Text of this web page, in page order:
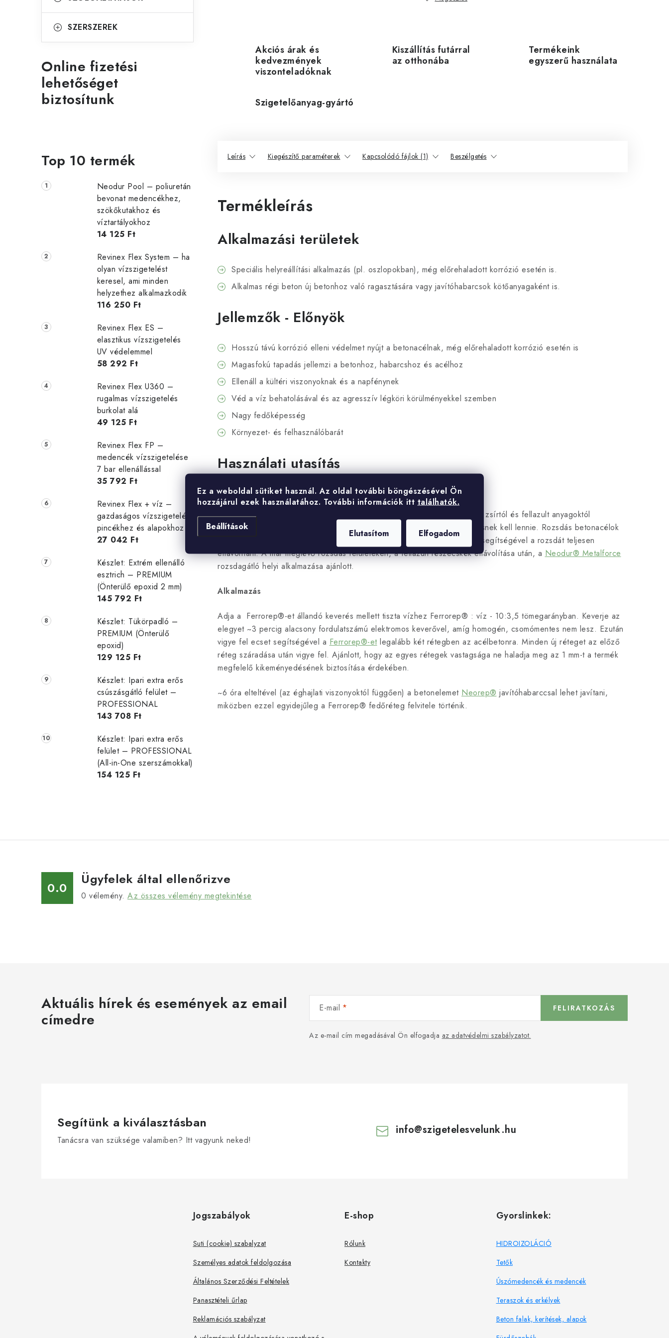
Ez a weboldal sütiket használ. Az oldal további böngészésével Ön
hozzájárul ezek használatához. További információk itt találhatók.
Beállítások
Elutasítom Elfogadom
SZERSZEREK
Online fizetési
lehetőséget
biztosítunk
Top 10 termék
Neodur Pool – poliuretán
bevonat medencékhez,
szökőkutakhoz és
víztartályokhoz
14 125 Ft
Revinex Flex System – ha
olyan vízszigetelést
keresel, ami minden
helyzethez alkalmazkodik
116 250 Ft
Revinex Flex ES –
elasztikus vízszigetelés
UV védelemmel
58 292 Ft
Revinex Flex U360 –
rugalmas vízszigetelés
burkolat alá
49 125 Ft
Revinex Flex FP –
medencék vízszigetelése
7 bar ellenállással
35 792 Ft
Revinex Flex + víz –
gazdaságos vízszigetelés
pincékhez és alapokhoz
27 042 Ft
Készlet: Extrém ellenálló
esztrich – PREMIUM
(Önterülő epoxid 2 mm)
145 792 Ft
Készlet: Tükörpadló –
PREMIUM (Önterülő
epoxid)
129 125 Ft
Készlet: Ipari extra erős
csúszásgátló felület –
PROFESSIONAL
143 708 Ft
Készlet: Ipari extra erős
felület – PROFESSIONAL
(All-in-One szerszámokkal)
154 125 Ft
Akciós árak és
kedvezmények
viszonteladóknak
Kiszállítás futárral
az otthonába
Termékeink
egyszerű használata
Szigetelőanyag-gyártó
Leírás Kiegészítő paraméterek Kapcsolódó fájlok (1) Beszélgetés
Termékleírás
Alkalmazási területek
Speciális helyreállítási alkalmazás (pl. oszlopokban), még előrehaladott korrózió esetén is.
Alkalmas régi beton új betonhoz való ragasztására vagy javítóhabarcsok kötőanyagaként is.
Jellemzők - Előnyök
Hosszú távú korrózió elleni védelmet nyújt a betonacélnak, még előrehaladott korrózió esetén is
Magasfokú tapadás jellemzi a betonhoz, habarcshoz és acélhoz
Ellenáll a kültéri viszonyoknak és a napfénynek
Véd a víz behatolásával és az agresszív légköri körülményekkel szemben
Nagy fedőképesség
Környezet- és felhasználóbarát
Használati utasítás
Aljzat előkészítése
A felületeknek stabilnak, tisztának, száraznak és portól, rozsdától, olajtól, zsírtól és fellazult anyagoktól
mentesnek kell lenniük. A merevítésnek rozsdától, portól és olajtól mentesnek kell lennie. Rozsdás betonacélok
esetében ajánlott csiszolással, vagy ha ez nem lehetséges, csiszolókefe segítségével a rozsdát teljesen
eltávolítani. A már meglévő rozsdás felületeken, a fellazult részecskék eltávolítása után, a Neodur® Metalforce
rozsdagátló helyi alkalmazása ajánlott.
Alkalmazás
Adja a Ferrorep®-et állandó keverés mellett tiszta vízhez Ferrorep® : víz - 10:3,5 tömegarányban. Keverje az
elegyet ~3 percig alacsony fordulatszámú elektromos keverővel, amíg homogén, csomómentes nem lesz. Ezután
vigye fel ecset segítségével a Ferrorep®-etlegalább két rétegben az acélbetonra. Minden új réteget az előző
réteg száradása után vigye fel. Ajánlott, hogy az egyes rétegek vastagsága ne haladja meg az 1 mm-t a termék
megfelelő kikeményedésének biztosítása érdekében.
~6 óra elteltével (az éghajlati viszonyoktól függően) a betonelemet Neorep® javítóhabarccsal lehet javítani,
miközben ezzel egyidejűleg a Ferrorep® fedőréteg felvitele történik.
0.0
Ügyfelek által ellenőrizve
0 vélemény. Az összes vélemény megtekintése
Aktuális hírek és események az email
címedre
E-mail
Az e-mail cím megadásával Ön elfogadja az adatvédelmi szabályzatot.
FELIRATKOZÁS
Segítünk a kiválasztásban
Tanácsra van szüksége valamiben? Itt vagyunk neked!
info@szigetelesvelunk.hu
Jogszabályok
Suti (cookie) szabalyzat
Személyes adatok feldolgozása
Általános Szerződési Feltételek
Panasztételi űrlap
Reklamációs szabályzat
E-shop
Rólunk
Kontakty
Gyorslinkek:
HIDROIZOLÁCIÓ
Tetők
Úszómedencék és medencék
Teraszok és erkélyek
Beton falak, kerítések, alapok